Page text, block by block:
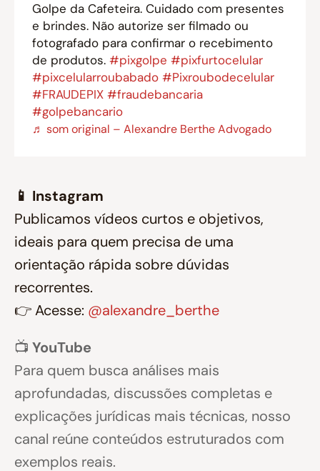
Golpe da Cafeteira. Cuidado com presentes
e brindes. Não autorize ser filmado ou
fotografado para confirmar o recebimento
de produtos. #pixgolpe #pixfurtocelular
#pixcelularroubabado #Pixroubodecelular
#FRAUDEPIX #fraudebancaria
#golpebancario
♬ som original – Alexandre Berthe Advogado
📱 Instagram
Publicamos vídeos curtos e objetivos,
ideais para quem precisa de uma
orientação rápida sobre dúvidas
recorrentes.
👉 Acesse: @alexandre_berthe
📺 YouTube
Para quem busca análises mais
aprofundadas, discussões completas e
explicações jurídicas mais técnicas, nosso
canal reúne conteúdos estruturados com
exemplos reais.